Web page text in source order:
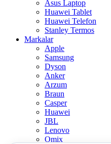
Asus Laptop
Huawei Tablet
Huawei Telefon
Stanley Termos
Markalar
Apple
Samsung
Dyson
Anker
Arzum
Braun
Casper
Huawei
JBL
Lenovo
Omix